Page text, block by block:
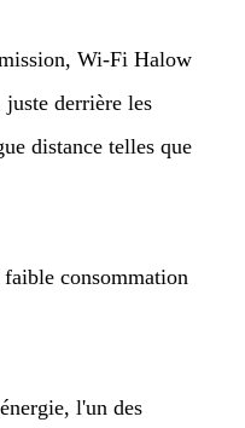
Wi-Fi Halow
juste derrière les
distance telles que
consommation
l'un des